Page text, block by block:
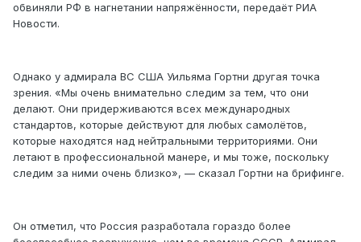
обвиняли РФ в нагнетании напряжённости, передаёт РИА
Новости.
Однако у адмирала ВС США Уильяма Гортни другая точка
зрения. «Мы очень внимательно следим за тем, что они
делают. Они придерживаются всех международных
стандартов, которые действуют для любых самолётов,
которые находятся над нейтральными территориями. Они
летают в профессиональной манере, и мы тоже, поскольку
следим за ними очень близко», — сказал Гортни на брифинге.
Он отметил, что Россия разработала гораздо более